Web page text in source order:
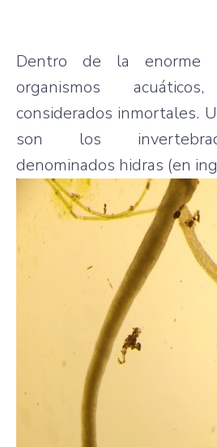
Dentro de la enorme
organismos
considerados inmortales.
son los
denominados hidras (en